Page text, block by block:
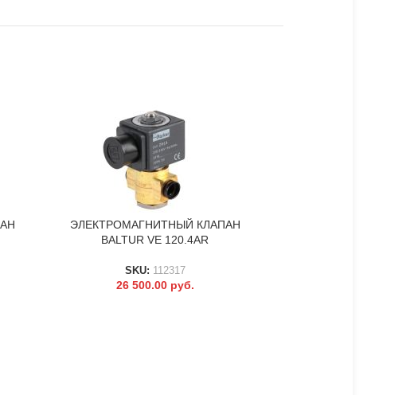
В КОРЗИНУ
ЭЛЕКТРОМАГНИТНЫЙ КЛАПАН
BALTUR VE 120.4AR
SKU: 112317
26 500.00 руб.